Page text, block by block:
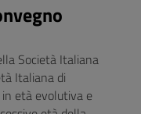
Società Italiana
Italiana di
in età evolutiva e